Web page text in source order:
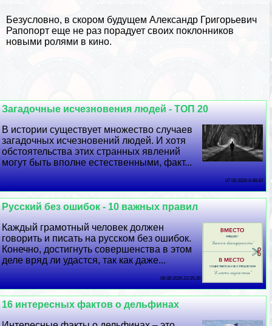
Безусловно, в скором будущем Александр Григорьевич
Рапопорт еще не раз порадует своих поклонников
новыми ролями в кино.
Загадочные исчезновения людей - ТОП 20
В истории существует множество случаев
загадочных исчезновений людей. И хотя
обстоятельства этих странных явлений
могут быть вполне естественными, факт...
07 08 2026 6:48:43
Русский без ошибок - 10 важных правил
Каждый грамотный человек должен
говорить и писать на русском без ошибок.
Конечно, достигнуть совершенства в этом
деле вряд ли удастся, так как даже...
06 08 2026 23:35:39
16 интересных фактов о дельфинах